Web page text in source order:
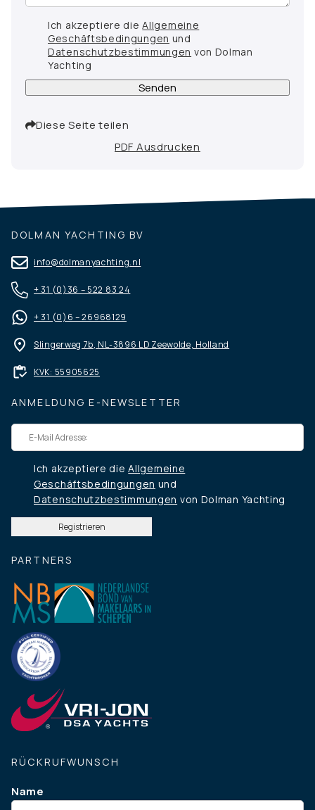
Ich akzeptiere dieAllgemeine
Geschäftsbedingungen und
Datenschutzbestimmungen von Dolman
Yachting
Senden
Diese Seite teilen
PDF Ausdrucken
DOLMAN YACHTING BV
info@dolmanyachting.nl
+ 31 (0)36 – 522 83 24
+ 31 (0)6 – 26968129
Slingerweg 7b, NL-3896 LD Zeewolde, Holland
KVK: 55905625
ANMELDUNG E-NEWSLETTER
Ich akzeptiere dieAllgemeine
Geschäftsbedingungen und
Datenschutzbestimmungen von Dolman Yachting
RÜCKRUFWUNSCH
Name
PARTNERS